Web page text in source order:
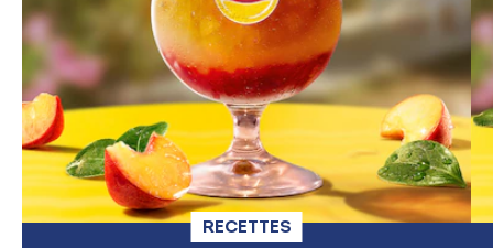
RECETTES